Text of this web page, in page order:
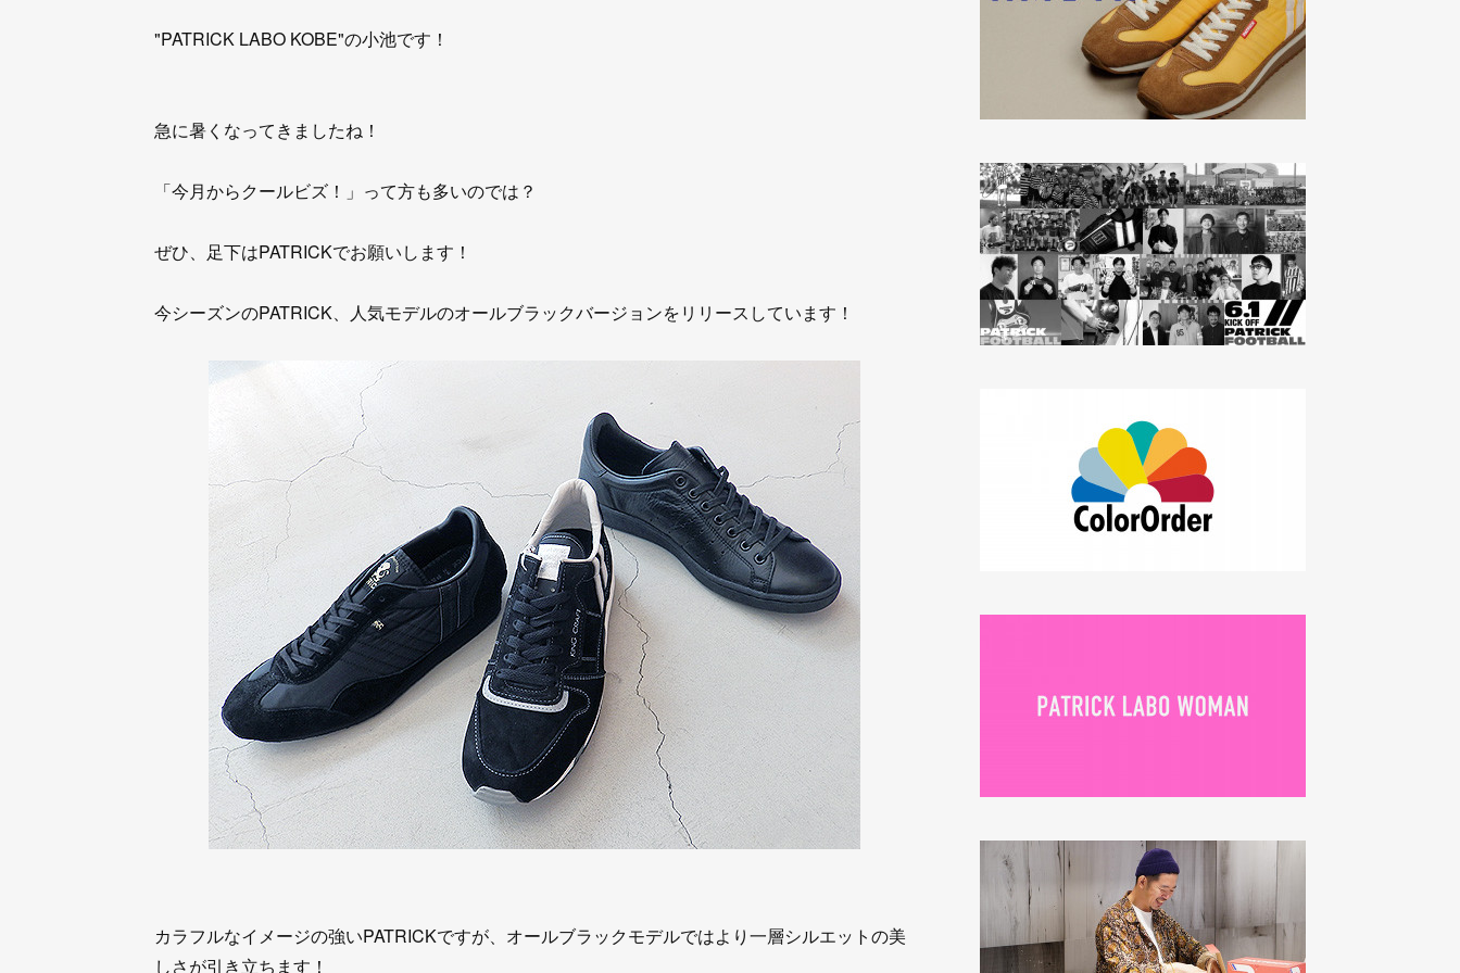
"PATRICK LABO KOBE"の小池です！
急に暑くなってきましたね！
「今月からクールビズ！」って方も多いのでは？
ぜひ、足下はPATRICKでお願いします！
今シーズンのPATRICK、人気モデルのオールブラックバージョンをリリースしています！
カラフルなイメージの強いPATRICKですが、オールブラックモデルではより一層シルエットの美
しさが引き立ちます！